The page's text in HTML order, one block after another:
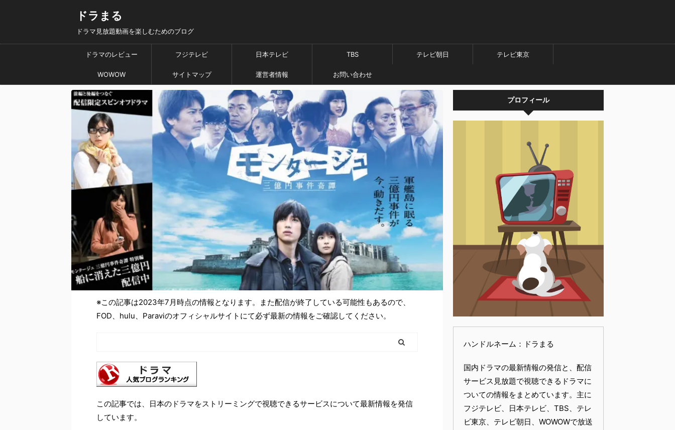
ドラまる
ドラマ見放題動画を楽しむためのブログ
ドラマのレビュー フジテレビ 日本テレビ TBS テレビ朝日 テレビ東京
WOWOW サイトマップ 運営者情報 お問い合わせ
※この記事は2023年7月時点の情報となります。また配信が終了している可能性もあるので、
FOD、hulu、Paraviのオフィシャルサイトにて必ず最新の情報をご確認してください。
この記事では、日本のドラマをストリーミングで視聴できるサービスについて最新情報を発信
しています。
プロフィール
ハンドルネーム：ドラまる
国内ドラマの最新情報の発信と、配信
サービス見放題で視聴できるドラマに
ついての情報をまとめています。主に
フジテレビ、日本テレビ、TBS、テレ
ビ東京、テレビ朝日、WOWOWで放送